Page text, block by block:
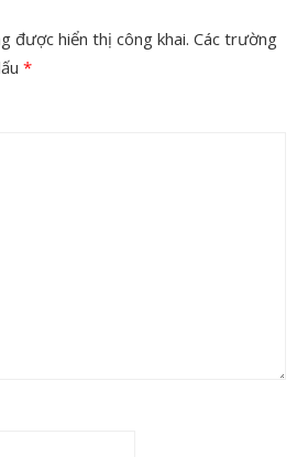
được hiển thị công khai. Các trường
*